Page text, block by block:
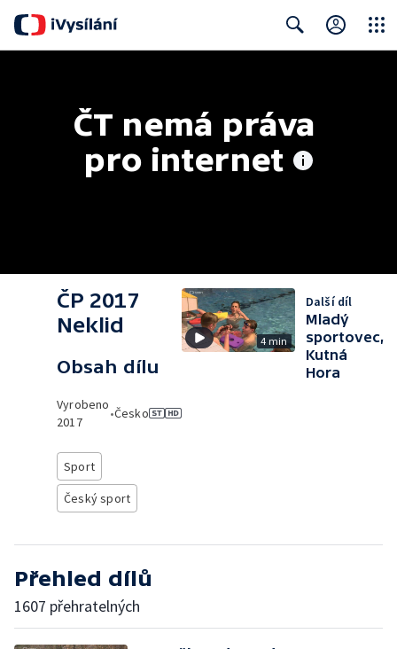
ČT nemá práva
pro internet
ČP 2017
Neklid
Obsah dílu
Vyrobeno
2017
•Česko
Sport
Český sport
4 min
Další díl
Mladý
sportovec,
Kutná
Hora
Přehled dílů
1607 přehratelných